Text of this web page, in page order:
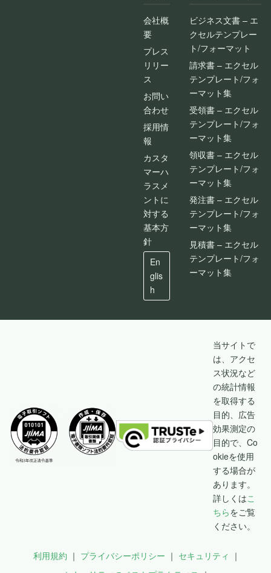
会社概
要
プレス
リリー
ス
お問い
合わせ
採用情
報
カスタ
マーハ
ラスメ
ントに
対する
基本方
針
En
glis
h
ビジネス文書 – エ
クセルテンプレー
ト/フォーマット
請求書 – エクセル
テンプレート/フォ
ーマット集
受領書 – エクセル
テンプレート/フォ
ーマット集
領収書 – エクセル
テンプレート/フォ
ーマット集
発注書 – エクセル
テンプレート/フォ
ーマット集
見積書 – エクセル
テンプレート/フォ
ーマット集
当サイトで
は、アクセ
ス状況など
の統計情報
を取得する
目的、広告
効果測定の
目的で、Co
okieを使用
する場合が
あります。
詳しくはこ
ちらをご覧
ください。
利用規約 プライバシーポリシー
セキュリティ